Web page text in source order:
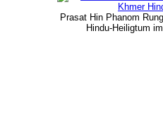
Prasat Hin Phanom
Hindu-Heiligtum